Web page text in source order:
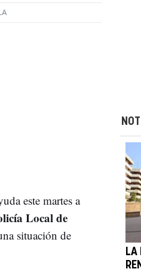
este martes a
Local de
situación de
LA